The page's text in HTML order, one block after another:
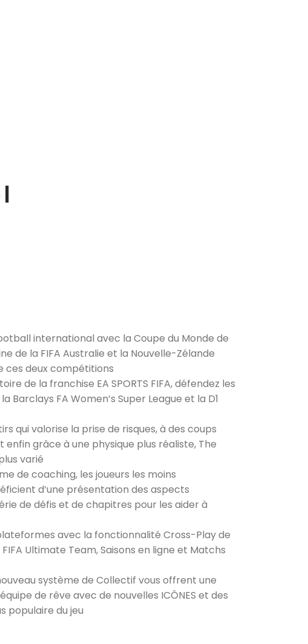
international avec la Coupe du Monde de
de la FIFA Australie et la Nouvelle-Zélande
ces deux compétitions
de la franchise EA SPORTS FIFA, défendez les
FA Women’s Super League et la D1
qui valorise la prise de risques, à des coups
grâce à une physique plus réaliste, The
varié
de coaching, les joueurs les moins
d’une présentation des aspects
de défis et de chapitres pour les aider à
avec la fonctionnalité Cross-Play de
Ultimate Team, Saisons en ligne et Matchs
système de Collectif vous offrent une
de rêve avec de nouvelles ICÔNES et des
populaire du jeu